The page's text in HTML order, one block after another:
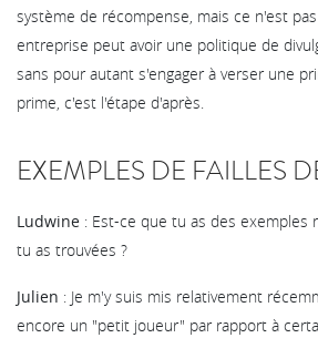
système de récompense, mais ce n'est
entreprise peut avoir une politique de
sans pour autant s'engager à verser une
prime, c'est l'étape d'après.
EXEMPLES DE FAILLES
Ludwine : Est-ce que tu as des exemples
tu as trouvées ?
Julien : Je m'y suis mis relativement
encore un "petit joueur" par rapport à